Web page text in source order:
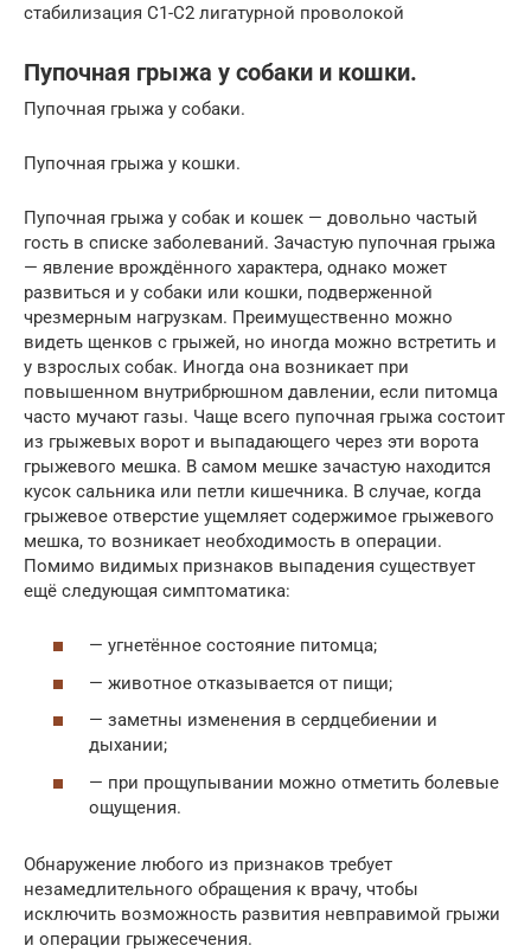
стабилизация С1-С2 лигатурной проволокой
Пупочная грыжа у собаки и кошки.
Пупочная грыжа у собаки.
Пупочная грыжа у кошки.
Пупочная грыжа у собак и кошек — довольно частый
гость в списке заболеваний. Зачастую пупочная грыжа
— явление врождённого характера, однако может
развиться и у собаки или кошки, подверженной
чрезмерным нагрузкам. Преимущественно можно
видеть щенков с грыжей, но иногда можно встретить и
у взрослых собак. Иногда она возникает при
повышенном внутрибрюшном давлении, если питомца
часто мучают газы. Чаще всего пупочная грыжа состоит
из грыжевых ворот и выпадающего через эти ворота
грыжевого мешка. В самом мешке зачастую находится
кусок сальника или петли кишечника. В случае, когда
грыжевое отверстие ущемляет содержимое грыжевого
мешка, то возникает необходимость в операции.
Помимо видимых признаков выпадения существует
ещё следующая симптоматика:
— угнетённое состояние питомца;
— животное отказывается от пищи;
— заметны изменения в сердцебиении и
дыхании;
— при прощупывании можно отметить болевые
ощущения.
Обнаружение любого из признаков требует
незамедлительного обращения к врачу, чтобы
исключить возможность развития невправимой грыжи
и операции грыжесечения.